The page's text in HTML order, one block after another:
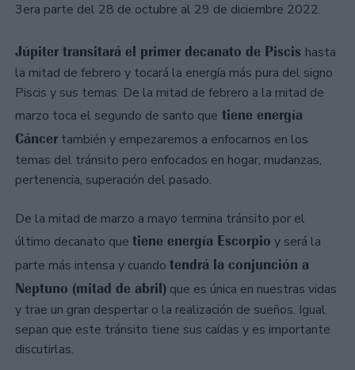
3era parte del 28 de octubre al 29 de diciembre 2022.
Júpiter transitará el primer decanato de Piscis hasta
la mitad de febrero y tocará la energía más pura del signo
Piscis y sus temas. De la mitad de febrero a la mitad de
marzo toca el segundo de santo que tiene energía
Cáncer también y empezaremos a enfocarnos en los
temas del tránsito pero enfocados en hogar, mudanzas,
pertenencia, superación del pasado.
De la mitad de marzo a mayo termina tránsito por el
último decanato que tiene energía Escorpio y será la
parte más intensa y cuando tendrá la conjunción a
Neptuno (mitad de abril) que es única en nuestras vidas
y trae un gran despertar o la realización de sueños. Igual
sepan que este tránsito tiene sus caídas y es importante
discutirlas.